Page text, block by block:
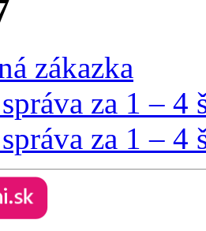
zákazka
za 1 –
za 1 –